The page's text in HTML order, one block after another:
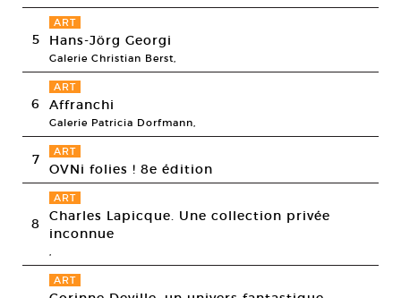
5
ART
Hans-Jörg Georgi
Galerie Christian Berst,
6
ART
Affranchi
Galerie Patricia Dorfmann,
7 ART
OVNi folies ! 8e édition
8
ART
Charles Lapicque. Une collection privée
inconnue
,
ART